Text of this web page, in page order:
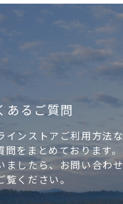
あるご質問
インストアご利用方法な
をまとめております。
ましたら、お問い合わせ
ください。